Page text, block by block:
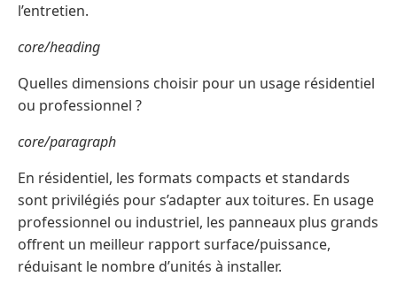
l’entretien.
core/heading
Quelles dimensions choisir pour un usage résidentiel
ou professionnel ?
core/paragraph
En résidentiel, les formats compacts et standards
sont privilégiés pour s’adapter aux toitures. En usage
professionnel ou industriel, les panneaux plus grands
offrent un meilleur rapport surface/puissance,
réduisant le nombre d’unités à installer.